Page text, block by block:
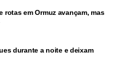
rotas em Ormuz avançam, mas
durante a noite e deixam